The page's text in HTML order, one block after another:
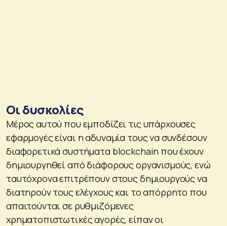
Oι δυσκολίες
Μέρος αυτού που εμποδίζει τις υπάρχουσες
εφαρμογές είναι η αδυναμία τους να συνδέσουν
διαφορετικά συστήματα blockchain που έχουν
δημιουργηθεί από διάφορους οργανισμούς, ενώ
ταυτόχρονα επιτρέπουν στους δημιουργούς να
διατηρούν τους ελέγχους και το απόρρητο που
απαιτούνται σε ρυθμιζόμενες
χρηματοπιστωτικές αγορές, είπαν οι